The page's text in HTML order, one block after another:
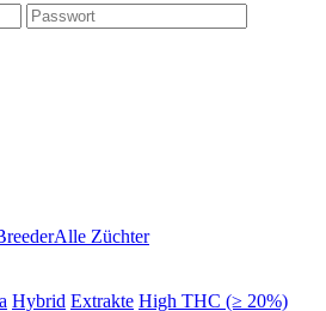
Alle Züchter
Hybrid Extrakte High THC (≥ 20%)